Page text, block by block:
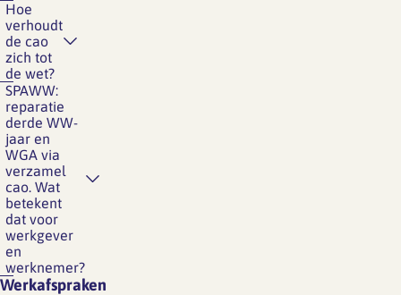
Hoe
verhoudt
de cao
zich tot
de wet?
SPAWW:
reparatie
derde WW-
jaar en
WGA via
verzamel
cao. Wat
betekent
dat voor
werkgever
en
werknemer?
Werkafspraken